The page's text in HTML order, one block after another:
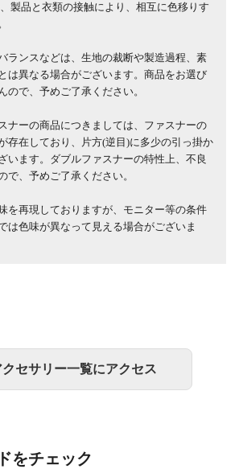
製品と衣類の接触により、相互に色移りす
ランスなどは、生地の裁断や製造過程、素
は異なる場合がございます。商品をお選び
ので、予めご了承ください。
ナーの商品につきましては、ファスナーの
存在しており、片方(逆目)に多少の引っ掛か
います。ダブルファスナーの特性上、不良
で、予めご了承ください。
を再現しておりますが、モニター等の条件
は色味が異なって見える場合がございま
セサリー一覧にアクセス
をチェック